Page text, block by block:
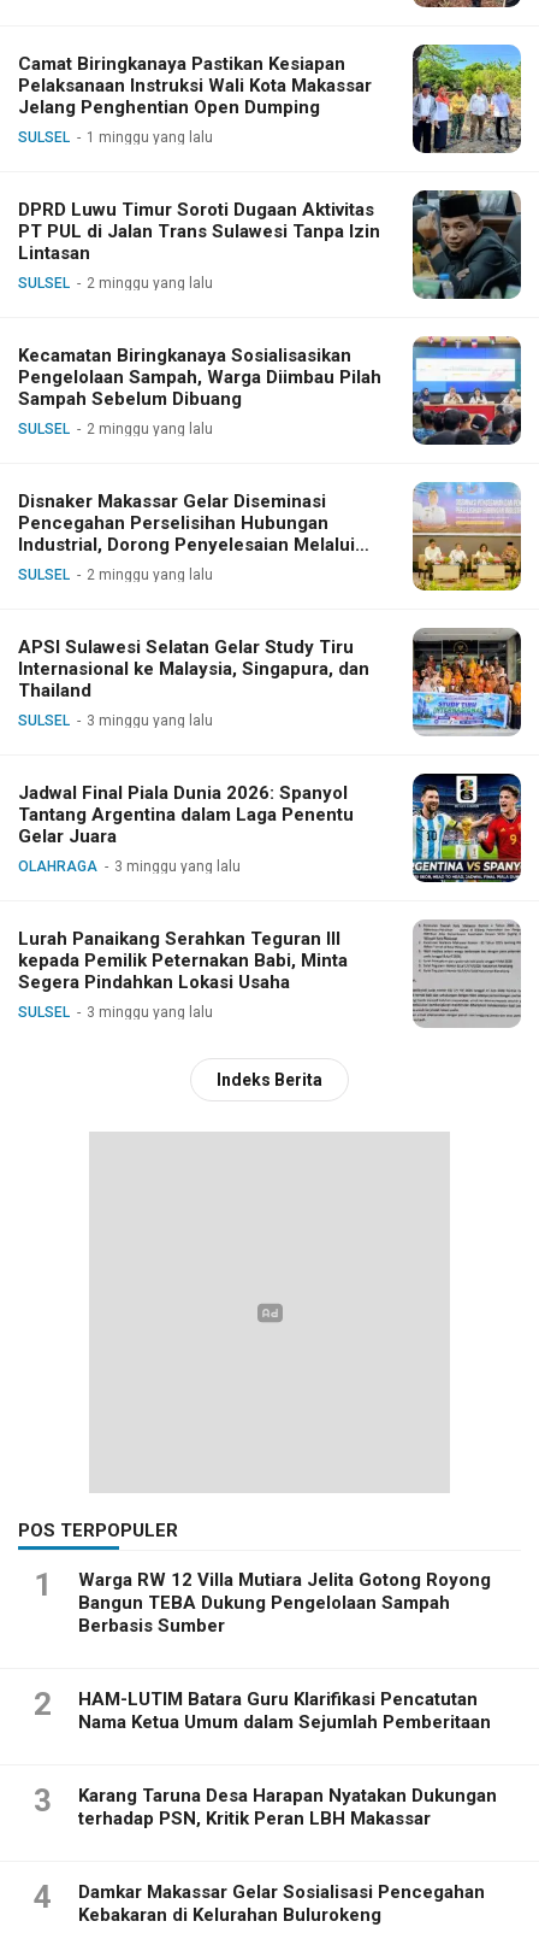
Camat Biringkanaya Pastikan Kesiapan
Pelaksanaan Instruksi Wali Kota Makassar
Jelang Penghentian Open Dumping
SULSEL 1 minggu yang lalu
DPRD Luwu Timur Soroti Dugaan Aktivitas
PT PUL di Jalan Trans Sulawesi Tanpa Izin
Lintasan
SULSEL 2 minggu yang lalu
Kecamatan Biringkanaya Sosialisasikan
Pengelolaan Sampah, Warga Diimbau Pilah
Sampah Sebelum Dibuang
SULSEL 2 minggu yang lalu
Disnaker Makassar Gelar Diseminasi
Pencegahan Perselisihan Hubungan
Industrial, Dorong Penyelesaian Melalui
Dialog
SULSEL 2 minggu yang lalu
APSI Sulawesi Selatan Gelar Study Tiru
Internasional ke Malaysia, Singapura, dan
Thailand
SULSEL 3 minggu yang lalu
Jadwal Final Piala Dunia 2026: Spanyol
Tantang Argentina dalam Laga Penentu
Gelar Juara
OLAHRAGA 3 minggu yang lalu
Lurah Panaikang Serahkan Teguran III
kepada Pemilik Peternakan Babi, Minta
Segera Pindahkan Lokasi Usaha
SULSEL 3 minggu yang lalu
Indeks Berita
POS TERPOPULER
1
Warga RW 12 Villa Mutiara Jelita Gotong Royong
Bangun TEBA Dukung Pengelolaan Sampah
Berbasis Sumber
2
HAM-LUTIM Batara Guru Klarifikasi Pencatutan
Nama Ketua Umum dalam Sejumlah Pemberitaan
3
Karang Taruna Desa Harapan Nyatakan Dukungan
terhadap PSN, Kritik Peran LBH Makassar
4
Damkar Makassar Gelar Sosialisasi Pencegahan
Kebakaran di Kelurahan Bulurokeng